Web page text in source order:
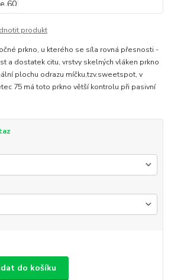
produkt
prkno, u kterého se síla rovná přesnosti -
a dostatek citu, vrstvy skelných vláken prkno
plochu odrazu míčku,tzv.sweetspot, v
75 má toto prkno větší kontrolu při pasivní
do košíku